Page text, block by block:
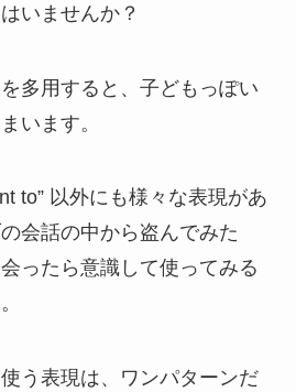
いませんか？
多用すると、子どもっぽい
います。
to” 以外にも様々な表現があ
会話の中から盗んでみた
ったら意識して使ってみる
う表現は、ワンパターンだ